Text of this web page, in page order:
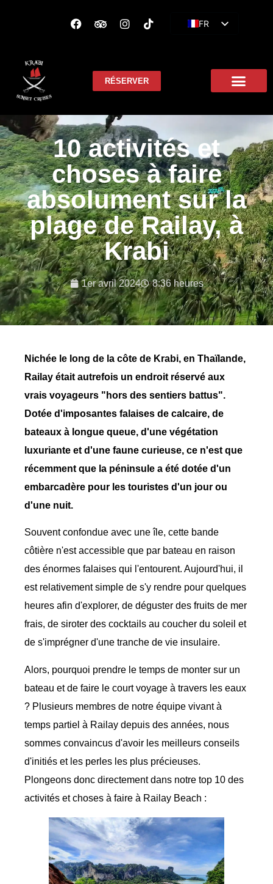
FR
RÉSERVER
10 activités et
choses à faire
absolument sur la
plage de Railay, à
Krabi
1er avril 2024 8:36 heures
Nichée le long de la côte de Krabi, en Thaïlande,
Railay était autrefois un endroit réservé aux
vrais voyageurs "hors des sentiers battus".
Dotée d'imposantes falaises de calcaire, de
bateaux à longue queue, d'une végétation
luxuriante et d'une faune curieuse, ce n'est que
récemment que la péninsule a été dotée d'un
embarcadère pour les touristes d'un jour ou
d'une nuit.
Souvent confondue avec une île, cette bande
côtière n'est accessible que par bateau en raison
des énormes falaises qui l'entourent. Aujourd'hui, il
est relativement simple de s'y rendre pour quelques
heures afin d'explorer, de déguster des fruits de mer
frais, de siroter des cocktails au coucher du soleil et
de s'imprégner d'une tranche de vie insulaire.
Alors, pourquoi prendre le temps de monter sur un
bateau et de faire le court voyage à travers les eaux
? Plusieurs membres de notre équipe vivant à
temps partiel à Railay depuis des années, nous
sommes convaincus d'avoir les meilleurs conseils
d'initiés et les perles les plus précieuses.
Plongeons donc directement dans notre top 10 des
activités et choses à faire à Railay Beach :